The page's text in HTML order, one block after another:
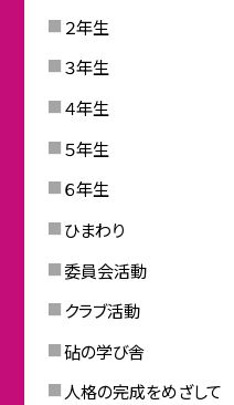
２年生
３年生
４年生
５年生
６年生
ひまわり
委員会活動
クラブ活動
砧の学び舎
人格の完成をめざして